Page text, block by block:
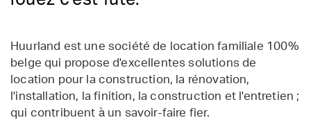
Huurland est une société de location familiale 100%
belge qui propose d'excellentes solutions de
location pour la construction, la rénovation,
l'installation, la finition, la construction et l'entretien ;
qui contribuent à un savoir-faire fier.